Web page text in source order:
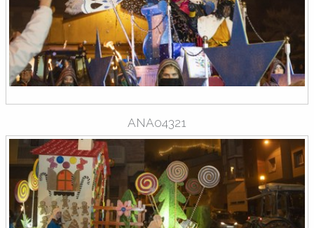
ANA04321